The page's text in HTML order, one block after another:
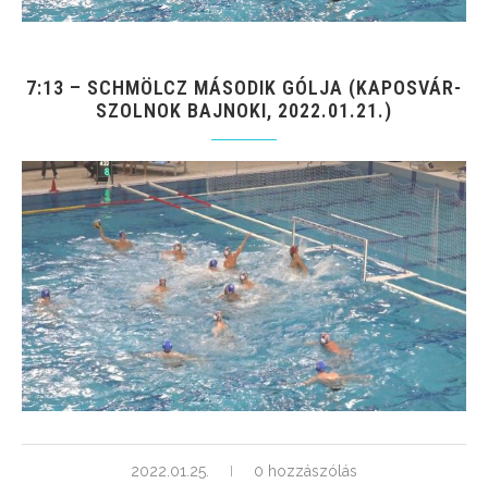
7:13 – SCHMÖLCZ MÁSODIK GÓLJA (KAPOSVÁR-
SZOLNOK BAJNOKI, 2022.01.21.)
2022.01.25. 0 hozzászólás